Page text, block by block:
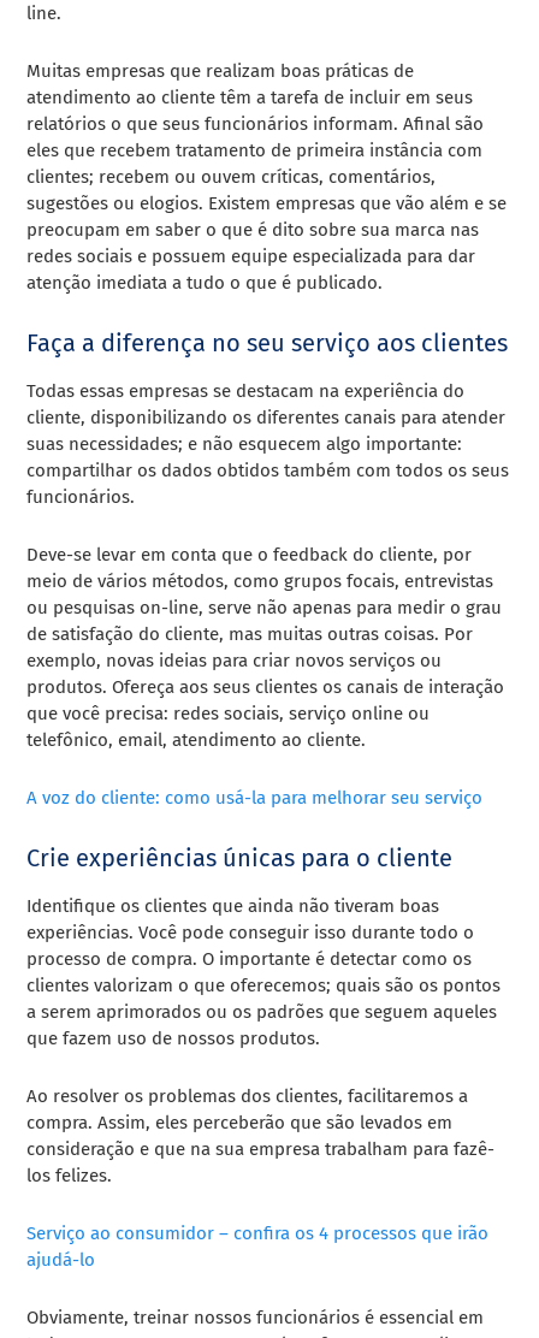
line.
Muitas empresas que realizam boas práticas de
atendimento ao cliente têm a tarefa de incluir em seus
relatórios o que seus funcionários informam. Afinal são
eles que recebem tratamento de primeira instância com
clientes; recebem ou ouvem críticas, comentários,
sugestões ou elogios. Existem empresas que vão além e se
preocupam em saber o que é dito sobre sua marca nas
redes sociais e possuem equipe especializada para dar
atenção imediata a tudo o que é publicado.
Faça a diferença no seu serviço aos clientes
Todas essas empresas se destacam na experiência do
cliente, disponibilizando os diferentes canais para atender
suas necessidades; e não esquecem algo importante:
compartilhar os dados obtidos também com todos os seus
funcionários.
Deve-se levar em conta que o feedback do cliente, por
meio de vários métodos, como grupos focais, entrevistas
ou pesquisas on-line, serve não apenas para medir o grau
de satisfação do cliente, mas muitas outras coisas. Por
exemplo, novas ideias para criar novos serviços ou
produtos. Ofereça aos seus clientes os canais de interação
que você precisa: redes sociais, serviço online ou
telefônico, email, atendimento ao cliente.
A voz do cliente: como usá-la para melhorar seu serviço
Crie experiências únicas para o cliente
Identifique os clientes que ainda não tiveram boas
experiências. Você pode conseguir isso durante todo o
processo de compra. O importante é detectar como os
clientes valorizam o que oferecemos; quais são os pontos
a serem aprimorados ou os padrões que seguem aqueles
que fazem uso de nossos produtos.
Ao resolver os problemas dos clientes, facilitaremos a
compra. Assim, eles perceberão que são levados em
consideração e que na sua empresa trabalham para fazê-
los felizes.
Serviço ao consumidor – confira os 4 processos que irão
ajudá-lo
Obviamente, treinar nossos funcionários é essencial em